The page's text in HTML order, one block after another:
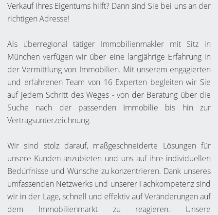
Verkauf Ihres Eigentums hilft? Dann sind Sie bei uns an der
richtigen Adresse!
Als überregional tätiger Immobilienmakler mit Sitz in
München verfügen wir über eine langjährige Erfahrung in
der Vermittlung von Immobilien. Mit unserem engagierten
und erfahrenen Team von 16 Experten begleiten wir Sie
auf jedem Schritt des Weges - von der Beratung über die
Suche nach der passenden Immobilie bis hin zur
Vertragsunterzeichnung.
Wir sind stolz darauf, maßgeschneiderte Lösungen für
unsere Kunden anzubieten und uns auf ihre individuellen
Bedürfnisse und Wünsche zu konzentrieren. Dank unseres
umfassenden Netzwerks und unserer Fachkompetenz sind
wir in der Lage, schnell und effektiv auf Veränderungen auf
dem Immobilienmarkt zu reagieren. Unsere